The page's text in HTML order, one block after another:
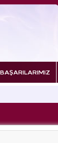
BAŞARILARIMIZ